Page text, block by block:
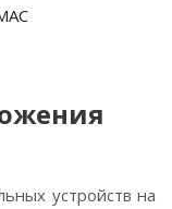
устройств на